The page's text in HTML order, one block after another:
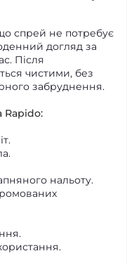
спрей не потребує
догляд за
Після
чистими, без
забруднення.
Rapido:
нальоту.